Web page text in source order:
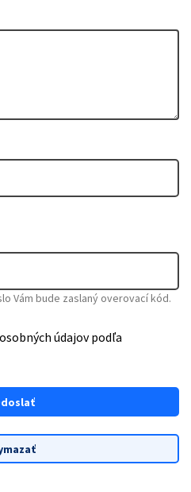
Vám bude zaslaný overovací kód.
údajov podľa